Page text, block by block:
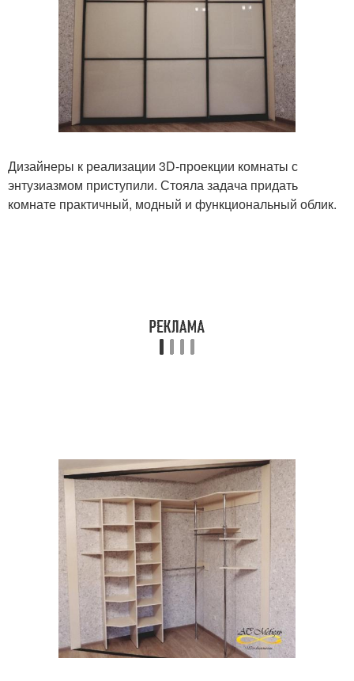
Дизайнеры к реализации 3D-проекции комнаты с
энтузиазмом приступили. Стояла задача придать
комнате практичный, модный и функциональный облик.